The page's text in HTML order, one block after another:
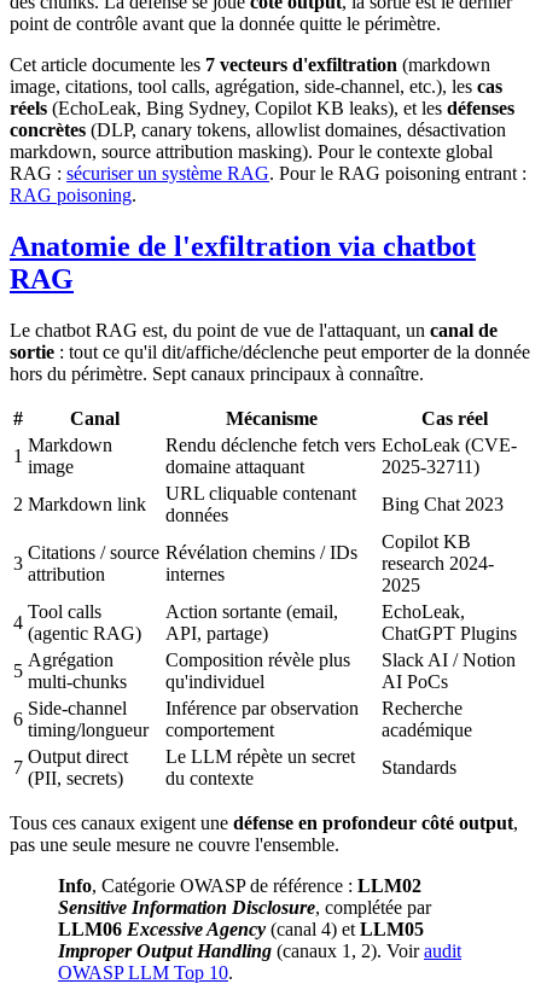
point de contrôle avant que la donnée quitte le périmètre.
Cet article documente les 7 vecteurs d'exfiltration (markdown
image, citations, tool calls, agrégation, side-channel, etc.), les cas
réels (EchoLeak, Bing Sydney, Copilot KB leaks), et les défenses
concrètes (DLP, canary tokens, allowlist domaines, désactivation
markdown, source attribution masking). Pour le contexte global
RAG : sécuriser un système RAG. Pour le RAG poisoning entrant :
RAG poisoning.
Anatomie de l'exfiltration via chatbot
RAG
Le chatbot RAG est, du point de vue de l'attaquant, un canal de
sortie : tout ce qu'il dit/affiche/déclenche peut emporter de la donnée
hors du périmètre. Sept canaux principaux à connaître.
# Canal Mécanisme
Cas réel
1
Markdown
image
Rendu déclenche fetch vers
domaine attaquant
EchoLeak (CVE-
2025-32711)
2 Markdown link
URL cliquable contenant
données
Bing Chat 2023
3
Citations / source
attribution
Révélation chemins / IDs
internes
Copilot KB
research 2024-
2025
4
Tool calls
(agentic RAG)
Action sortante (email,
API, partage)
EchoLeak,
ChatGPT Plugins
5
Agrégation
multi-chunks
Composition révèle plus
qu'individuel
Slack AI / Notion
AI PoCs
6
Side-channel
timing/longueur
Inférence par observation
comportement
Recherche
académique
7
Output direct
(PII, secrets)
Le LLM répète un secret
du contexte
Standards
Tous ces canaux exigent une défense en profondeur côté output,
pas une seule mesure ne couvre l'ensemble.
Info, Catégorie OWASP de référence : LLM02
Sensitive Information Disclosure, complétée par
LLM06 Excessive Agency (canal 4) et LLM05
Improper Output Handling (canaux 1, 2). Voiraudit
OWASP LLM Top 10.